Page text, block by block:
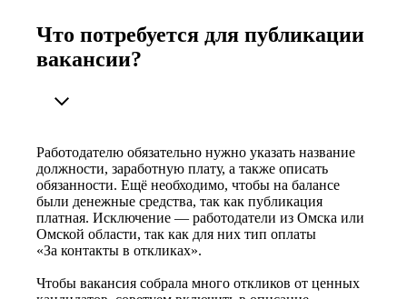
Что потребуется для публикации
вакансии?
Работодателю обязательно нужно указать название
должности, заработную плату, а также описать
обязанности. Ещё необходимо, чтобы на балансе
были денежные средства, так как публикация
платная. Исключение — работодатели из Омска или
Омской области, так как для них тип оплаты
«За контакты в откликах».
Чтобы вакансия собрала много откликов от ценных